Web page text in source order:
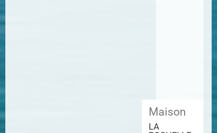
Maison
LA